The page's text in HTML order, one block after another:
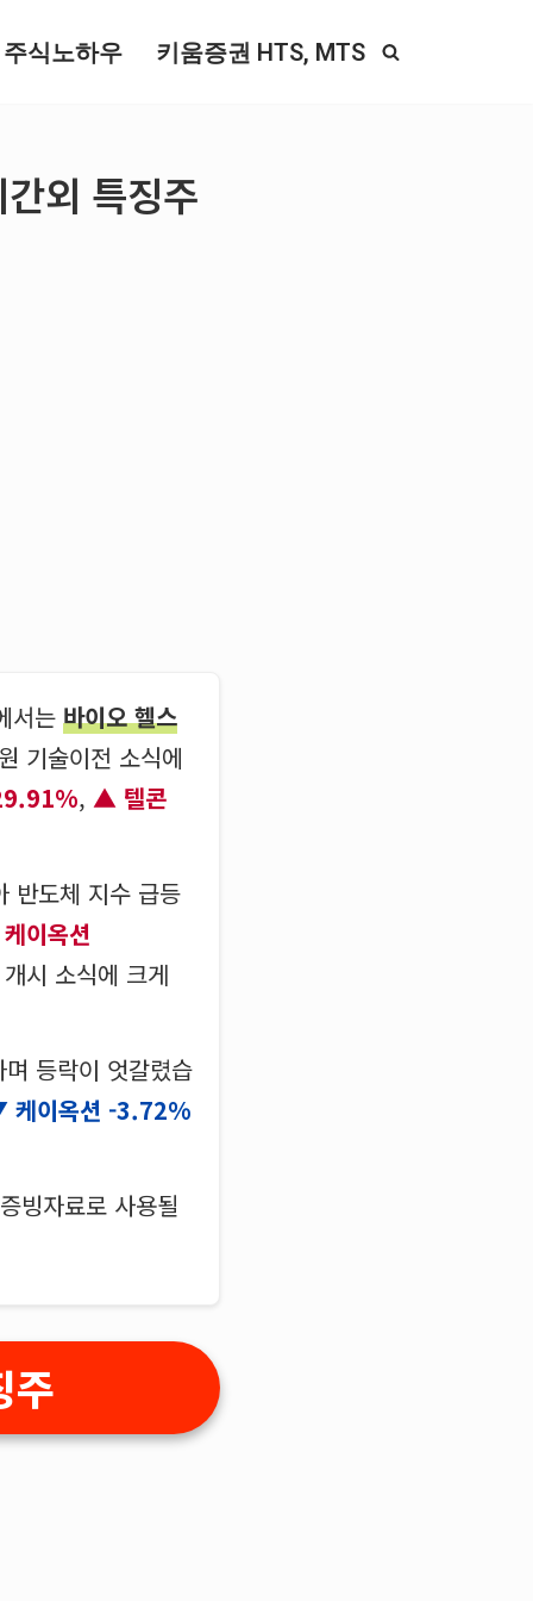
주식노하우 키움증권 HTS, MTS
외 특징주
서는바이오 헬스
기술이전 소식에
, 텔콘
반도체 지수 급등
케이옥션
시 소식에 크게
등락이 엇갈렸습
케이옥션 -3.72%
빙자료로 사용될
주